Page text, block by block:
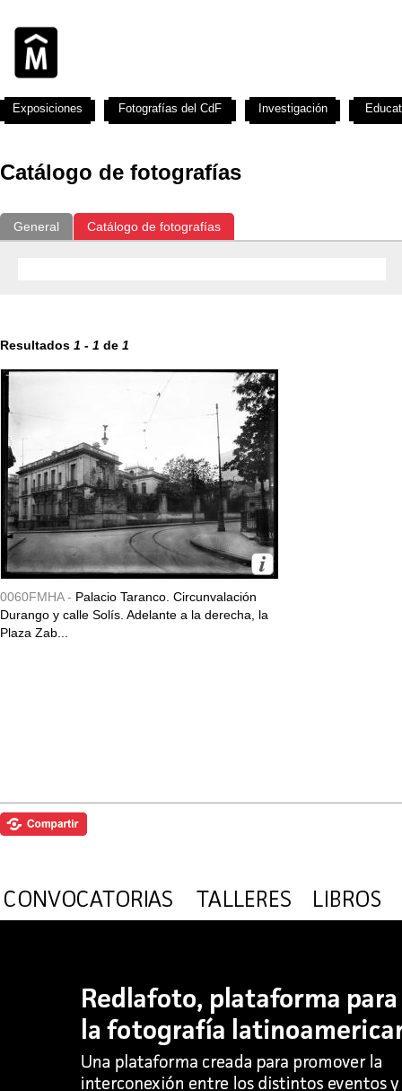
Catálogo de fotografías
General Catálogo de fotografías
Resultados 1 - 1 de 1
0060FMHA - Palacio Taranco. Circunvalación
Durango y calle Solís. Adelante a la derecha, la
Plaza Zab...
Exposiciones Fotografías del CdF Investigación